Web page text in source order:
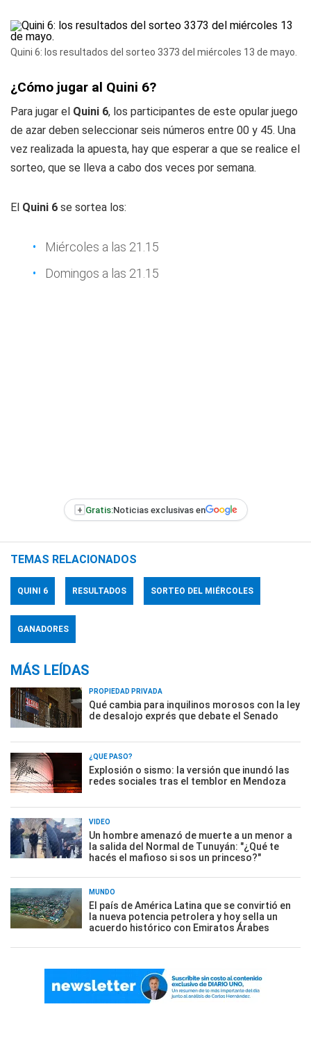
Quini 6: los resultados del sorteo 3373 del miércoles 13 de mayo.
¿Cómo jugar al Quini 6?
Para jugar el Quini 6, los participantes de este opular juego
de azar deben seleccionar seis números entre 00 y 45. Una
vez realizada la apuesta, hay que esperar a que se realice el
sorteo, que se lleva a cabo dos veces por semana.
El Quini 6 se sortea los:
Miércoles a las 21.15
Domingos a las 21.15
+ Gratis:Noticias exclusivas en
TEMAS RELACIONADOS
QUINI 6 RESULTADOS SORTEO DEL MIÉRCOLES
GANADORES
MÁS LEÍDAS
PROPIEDAD PRIVADA
Qué cambia para inquilinos morosos con la ley
de desalojo exprés que debate el Senado
¿QUÉ PASÓ?
Explosión o sismo: la versión que inundó las
redes sociales tras el temblor en Mendoza
VIDEO
Un hombre amenazó de muerte a un menor a
la salida del Normal de Tunuyán: "¿Qué te
hacés el mafioso si sos un princeso?"
MUNDO
El país de América Latina que se convirtió en
la nueva potencia petrolera y hoy sella un
acuerdo histórico con Emiratos Árabes